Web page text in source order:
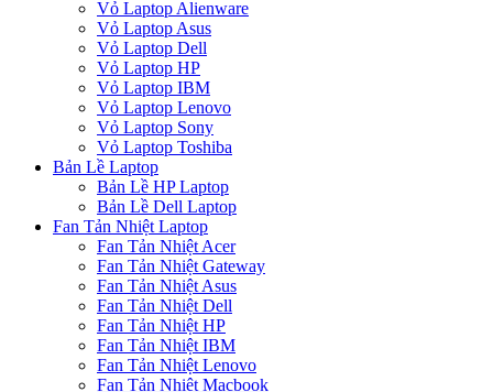
Vỏ Laptop Alienware
Vỏ Laptop Asus
Vỏ Laptop Dell
Vỏ Laptop HP
Vỏ Laptop IBM
Vỏ Laptop Lenovo
Vỏ Laptop Sony
Vỏ Laptop Toshiba
Bản Lề Laptop
Bản Lề HP Laptop
Bản Lề Dell Laptop
Fan Tản Nhiệt Laptop
Fan Tản Nhiệt Acer
Fan Tản Nhiệt Gateway
Fan Tản Nhiệt Asus
Fan Tản Nhiệt Dell
Fan Tản Nhiệt HP
Fan Tản Nhiệt IBM
Fan Tản Nhiệt Lenovo
Fan Tản Nhiệt Macbook